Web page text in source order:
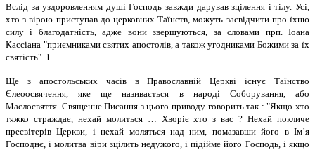
Вслід за уздоровленням душі Господь завжди дарував зцілення і тілу. Усі,
хто з вірою приступав до церковних Таїнств, можуть засвідчити про їхню
силу і благодатність, адже вони звершуються, за словами прп. Іоана
Кассіана "приємниками святих апостолів, а також угодниками Божими за їх
святість". 1
Ще з апостольських часів в Православній Церкві існує Таїнство
Єлеоосвячення, яке ще називається в народі Соборування, або
Маслосвяття. Священне Писання з цього приводу говорить так : "Якщо хто
тяжко страждає, нехай молиться … Хворіє хто з вас ? Нехай покличе
пресвітерів Церкви, і нехай моляться над ним, помазавши його в Ім’я
Господнє, і молитва віри зцілить недужого, і підійме його Господь, і якщо